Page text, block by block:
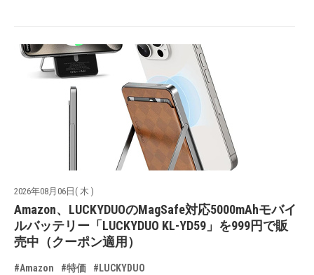
2026年08月06日( 木 )
Amazon、LUCKYDUOのMagSafe対応5000mAhモバイ
ルバッテリー「LUCKYDUO KL-YD59」を999円で販
売中（クーポン適用）
#Amazon #特価 #LUCKYDUO